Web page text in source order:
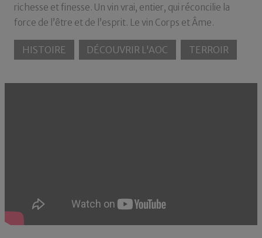
richesse et finesse. Un vin vrai, entier, qui réconcilie la
force de l’être et de l’esprit. Le vin Corps et Âme.
HISTOIRE DÉCOUVRIR L'AOC TERROIR